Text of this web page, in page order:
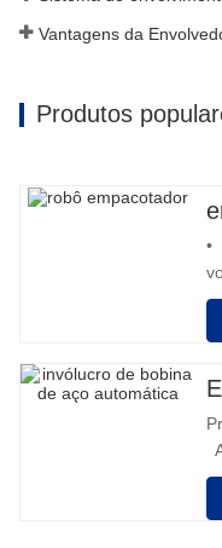
Produtos
•